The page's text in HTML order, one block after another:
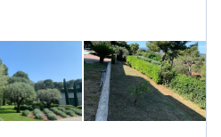
du débroussaillage, de